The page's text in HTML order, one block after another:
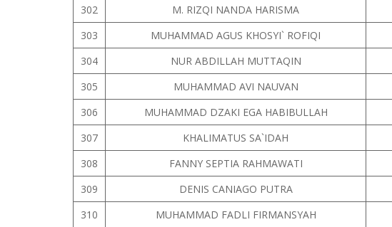
302
M. RIZQI NANDA HARISMA
303
MUHAMMAD AGUS KHOSYI` ROFIQI
304
NUR ABDILLAH MUTTAQIN
305
MUHAMMAD AVI NAUVAN
306
MUHAMMAD DZAKI EGA HABIBULLAH
307
KHALIMATUS SA`IDAH
308
FANNY SEPTIA RAHMAWATI
309
DENIS CANIAGO PUTRA
310
MUHAMMAD FADLI FIRMANSYAH